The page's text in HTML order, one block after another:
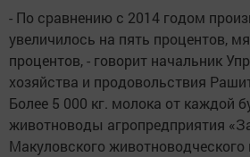
- По сравнению с 2014 годом
увеличилось на пять процентов,
процентов, - говорит начальник
хозяйства и продовольствия
Более 5 000 кг. молока от каждой
животноводы агропредприятия
Макуловского животноводческого